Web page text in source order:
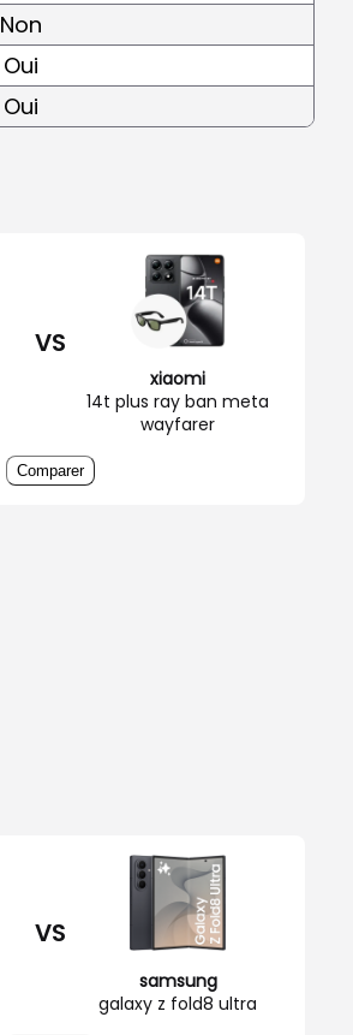
Non
Oui
Oui
VS
xiaomi
14t plus ray ban meta
wayfarer
Comparer
VS
samsung
galaxy z fold8 ultra